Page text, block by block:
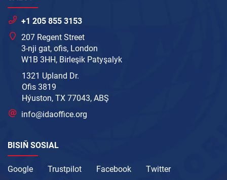
+1 205 855 3153
207 Regent Street
3-nji gat, ofis, London
W1B 3HH, Birleşik Patyşalyk
1321 Upland Dr.
Ofis 3819
Hýuston, TX 77043, ABŞ
info@idaoffice.org
BISIŇ SOSIAL
Google Trustpilot Facebook
Twitter